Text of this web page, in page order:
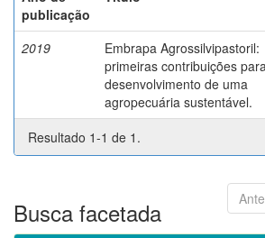
publicação
2019
Embrapa Agrossilvipastoril:
primeiras contribuições
desenvolvimento de uma
agropecuária sustentável.
Resultado 1-1 de 1.
Busca facetada